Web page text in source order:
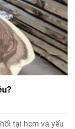
tại hcm và yếu